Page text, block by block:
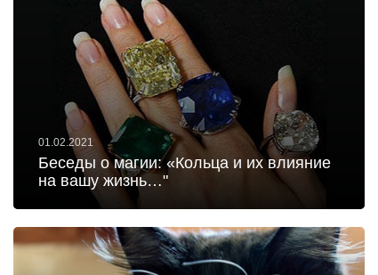
01.02.2021
Беседы о магии: «Кольца и их влияние
на вашу жизнь…"